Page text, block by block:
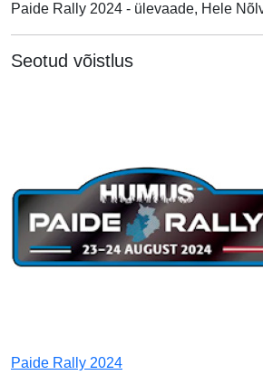
Paide Rally 2024 - ülevaade, Hele
Seotud võistlus
Paide Rally 2024